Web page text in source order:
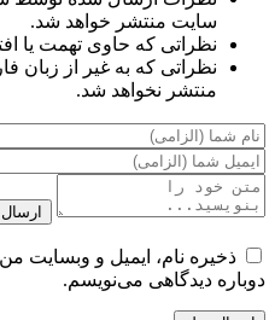
سایت منتشر خواهد شد.
نظراتی که حاوی تهمت یا
نظراتی که به غیر از زبان
منتشر نخواهد شد.
ذخیره نام، ایمیل و وبسایت
دوباره دیدگاهی می‌نویسم.